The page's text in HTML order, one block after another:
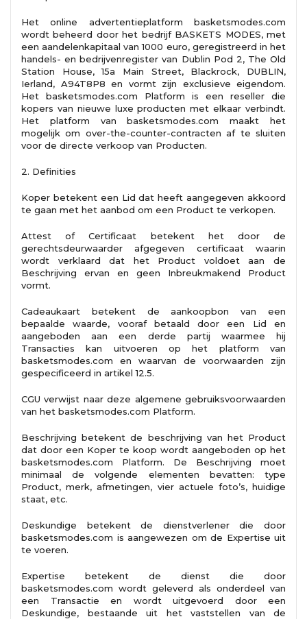
Het online advertentieplatform basketsmodes.com
wordt beheerd door het bedrijf BASKETS MODES, met
een aandelenkapitaal van 1000 euro, geregistreerd in het
handels- en bedrijvenregister van Dublin Pod 2, The Old
Station House, 15a Main Street, Blackrock, DUBLIN,
Ierland, A94T8P8 en vormt zijn exclusieve eigendom.
Het basketsmodes.com Platform is een reseller die
kopers van nieuwe luxe producten met elkaar verbindt.
Het platform van basketsmodes.com maakt het
mogelijk om over-the-counter-contracten af ​​te sluiten
voor de directe verkoop van Producten.
2. Definities
Koper betekent een Lid dat heeft aangegeven akkoord
te gaan met het aanbod om een ​​Product te verkopen.
Attest of Certificaat betekent het door de
gerechtsdeurwaarder afgegeven certificaat waarin
wordt verklaard dat het Product voldoet aan de
Beschrijving ervan en geen Inbreukmakend Product
vormt.
Cadeaukaart betekent de aankoopbon van een
bepaalde waarde, vooraf betaald door een Lid en
aangeboden aan een derde partij waarmee hij
Transacties kan uitvoeren op het platform van
basketsmodes.com en waarvan de voorwaarden zijn
gespecificeerd in artikel 12.5.
CGU verwijst naar deze algemene gebruiksvoorwaarden
van het basketsmodes.com Platform.
Beschrijving betekent de beschrijving van het Product
dat door een Koper te koop wordt aangeboden op het
basketsmodes.com Platform. De Beschrijving moet
minimaal de volgende elementen bevatten: type
Product, merk, afmetingen, vier actuele foto’s, huidige
staat, etc.
Deskundige betekent de dienstverlener die door
basketsmodes.com is aangewezen om de Expertise uit
te voeren.
Expertise betekent de dienst die door
basketsmodes.com wordt geleverd als onderdeel van
een Transactie en wordt uitgevoerd door een
Deskundige, bestaande uit het vaststellen van de